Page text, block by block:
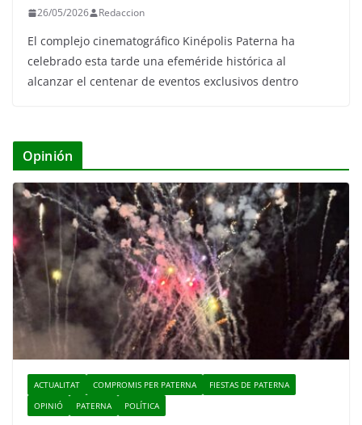
26/05/2026 Redaccion
El complejo cinematográfico Kinépolis Paterna ha
celebrado esta tarde una efeméride histórica al
alcanzar el centenar de eventos exclusivos dentro
Opinión
ACTUALITAT COMPROMIS PER PATERNA
FIESTAS DE PATERNA
OPINIÓ
PATERNA POLÍTICA